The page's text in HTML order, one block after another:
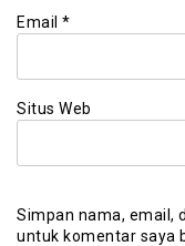
Email *
Situs Web
Simpan nama, email,
untuk komentar saya